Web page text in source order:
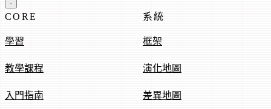
CORE
學習
教學課程
入門指南
系統
框架
演化地圖
差異地圖